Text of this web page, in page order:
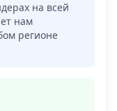
на всей
нам
регионе